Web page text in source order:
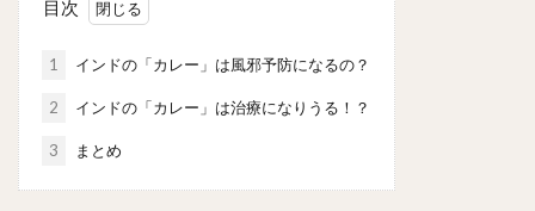
目次
1 インドの「カレー」は風邪予防になるの？
2 インドの「カレー」は治療になりうる！？
3 まとめ